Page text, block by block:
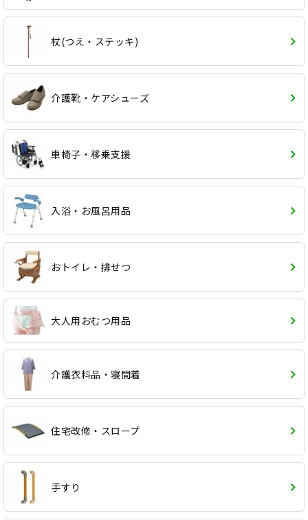
杖(つえ・ステッキ)
介護靴・ケアシューズ
車椅子・移乗支援
入浴・お風呂用品
おトイレ・排せつ
大人用おむつ用品
介護衣料品・寝間着
住宅改修・スロープ
手すり